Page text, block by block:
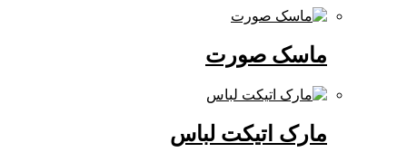
ماسک صورت
مارک اتیکت لباس